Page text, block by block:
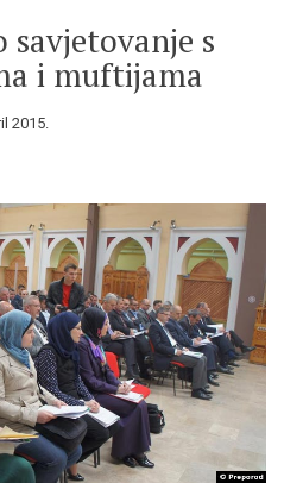
savjetovanje s
i muftijama
2015.